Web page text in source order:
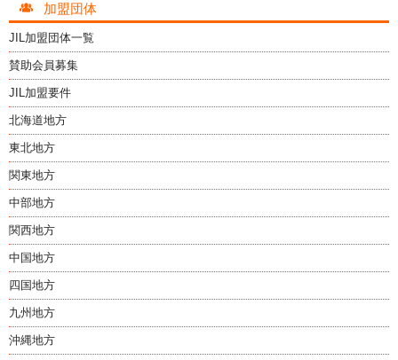
加盟団体
JIL加盟団体一覧
賛助会員募集
JIL加盟要件
北海道地方
東北地方
関東地方
中部地方
関西地方
中国地方
四国地方
九州地方
沖縄地方